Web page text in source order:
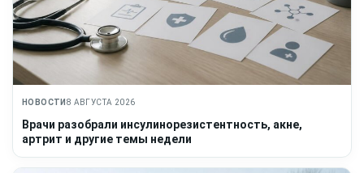
НОВОСТИ 8 АВГУСТА 2026
Врачи разобрали инсулинорезистентность, акне,
артрит и другие темы недели